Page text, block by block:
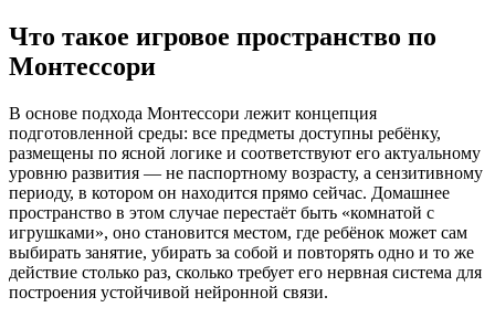
Что такое игровое пространство по
Монтессори
В основе подхода Монтессори лежит концепция
подготовленной среды: все предметы доступны ребёнку,
размещены по ясной логике и соответствуют его актуальному
уровню развития — не паспортному возрасту, а сензитивному
периоду, в котором он находится прямо сейчас. Домашнее
пространство в этом случае перестаёт быть «комнатой с
игрушками», оно становится местом, где ребёнок может сам
выбирать занятие, убирать за собой и повторять одно и то же
действие столько раз, сколько требует его нервная система для
построения устойчивой нейронной связи.